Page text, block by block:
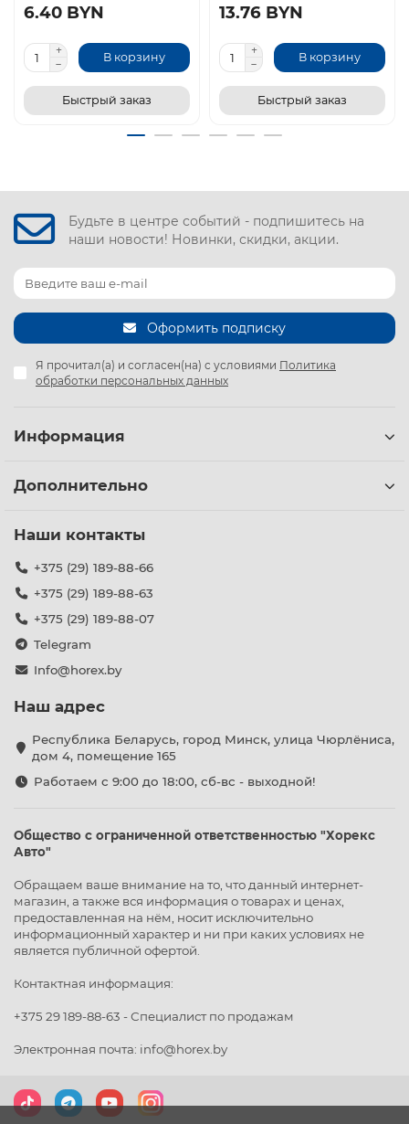
6.40 BYN
В корзину
Быстрый заказ
13.76 BYN
В корзину
Быстрый заказ
Будьте в центре событий - подпишитесь на
наши новости! Новинки, скидки, акции.
Оформить подписку
Я прочитал(а) и согласен(на) с условиями Политика
обработки персональных данных
Информация
Дополнительно
Наши контакты
+375 (29) 189-88-66
+375 (29) 189-88-63
+375 (29) 189-88-07
Telegram
Info@horex.by
Наш адрес
Республика Беларусь, город Минск, улица Чюрлёниса,
дом 4, помещение 165
Работаем с 9:00 до 18:00, сб-вс - выходной!
Общество с ограниченной ответственностью "Хорекс
Авто"
Обращаем ваше внимание на то, что данный интернет-
магазин, а также вся информация о товарах и ценах,
предоставленная на нём, носит исключительно
информационный характер и ни при каких условиях не
является публичной офертой.
Контактная информация:
+375 29 189-88-63 - Специалист по продажам
Электронная почта: info@horex.by